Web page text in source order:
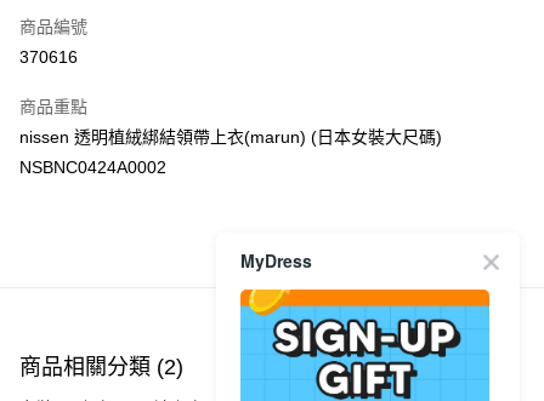
Apple Pay
PayMe
WeChat Pay
每筆HK$40.00，滿HK$350.00或以上免運費
付款後順豐站及營業點
每筆HK$40.00，滿HK$350.00或以上免運費
商品編號
370616
商品重點
nissen 透明植絨綁結領帶上衣(marun) (日本女裝大尺碼)
NSBNC0424A0002
商品推薦
商品相關分類 (2)
MyDress